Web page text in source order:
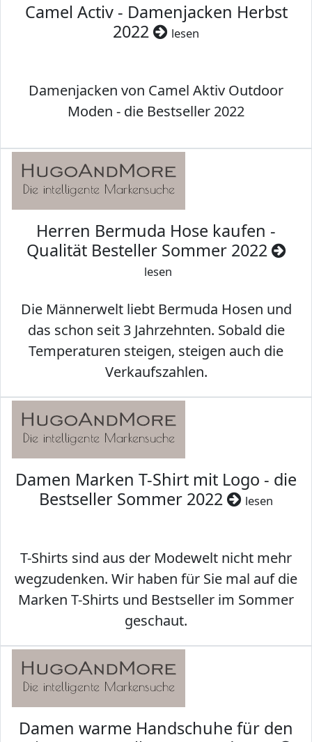
Camel Activ - Damenjacken Herbst
2022
lesen
Damenjacken von Camel Aktiv Outdoor
Moden - die Bestseller 2022
Herren Bermuda Hose kaufen -
Qualität Besteller Sommer 2022
lesen
Die Männerwelt liebt Bermuda Hosen und
das schon seit 3 Jahrzehnten. Sobald die
Temperaturen steigen, steigen auch die
Verkaufszahlen.
Damen Marken T-Shirt mit Logo - die
Bestseller Sommer 2022
lesen
T-Shirts sind aus der Modewelt nicht mehr
wegzudenken. Wir haben für Sie mal auf die
Marken T-Shirts und Bestseller im Sommer
geschaut.
Damen warme Handschuhe für den